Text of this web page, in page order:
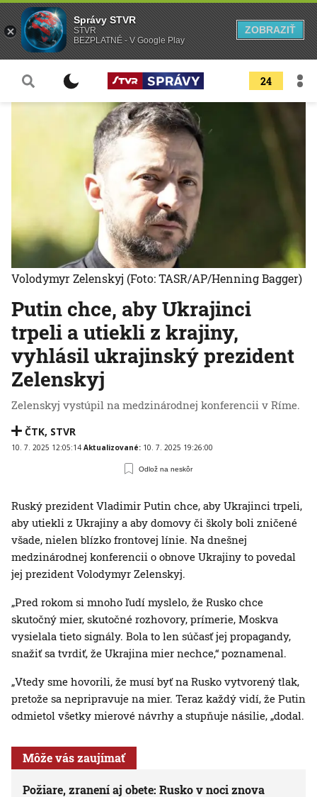
24
Putin chce, aby Ukrajinci
trpeli a utiekli z krajiny,
vyhlásil ukrajinský prezident
Zelenskyj
Zelenskyj vystúpil na medzinárodnej konferencii v Ríme.
ČTK, STVR
10. 7. 2025 12:05:14 Aktualizované: 10. 7. 2025 19:26:00
Odlož na neskôr
Volodymyr Zelenskyj (Foto: TASR/AP/Henning Bagger)
Ruský prezident Vladimir Putin chce, aby Ukrajinci trpeli,
aby utiekli z Ukrajiny a aby domovy či školy boli zničené
všade, nielen blízko frontovej línie. Na dnešnej
medzinárodnej konferencii o obnove Ukrajiny to povedal
jej prezident Volodymyr Zelenskyj.
„Pred rokom si mnoho ľudí myslelo, že Rusko chce
skutočný mier, skutočné rozhovory, prímerie, Moskva
vysielala tieto signály. Bola to len súčasť jej propagandy,
snažiť sa tvrdiť, že Ukrajina mier nechce,“ poznamenal.
„Vtedy sme hovorili, že musí byť na Rusko vytvorený tlak,
pretože sa nepripravuje na mier. Teraz každý vidí, že Putin
odmietol všetky mierové návrhy a stupňuje násilie, „dodal.
Môže vás zaujímať
Požiare, zranení aj obete: Rusko v noci znova
Správy STVR
STVR
BEZPLATNÉ - V Google Play
ZOBRAZIŤ